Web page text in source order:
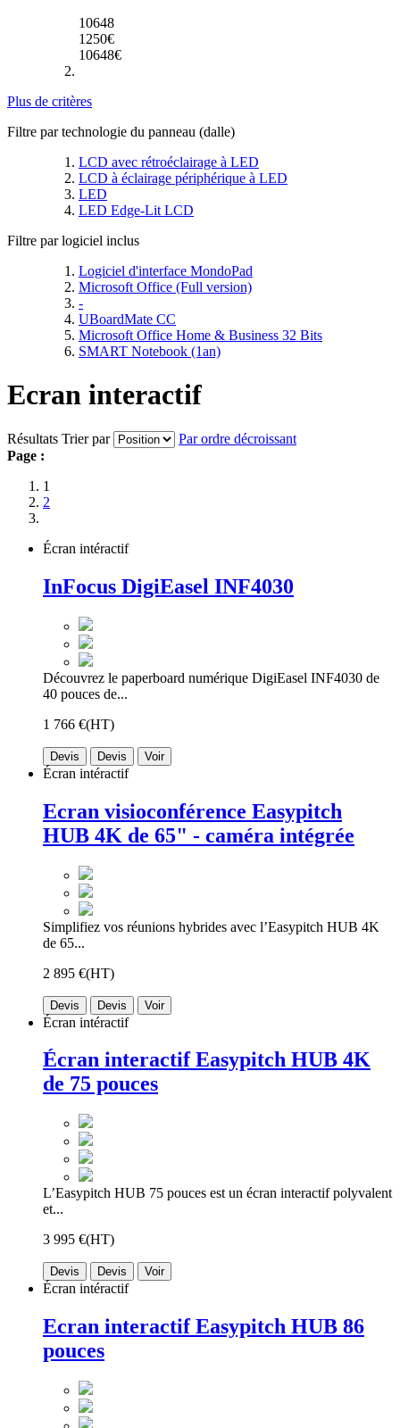
10648
1250€
10648€
Plus de critères
Filtre par technologie du panneau (dalle)
LCD avec rétroéclairage à LED
LCD à éclairage périphérique à LED
LED
LED Edge-Lit LCD
Filtre par logiciel inclus
Logiciel d'interface MondoPad
Microsoft Office (Full version)
-
UBoardMate CC
Microsoft Office Home & Business 32 Bits
SMART Notebook (1an)
Ecran interactif
Résultats Trier par
Par ordre décroissant
Page :
1
2
Écran intéractif
InFocus DigiEasel INF4030
Découvrez le paperboard numérique DigiEasel INF4030 de
40 pouces de...
1 766 €(HT)
Devis Devis Voir
Écran intéractif
Ecran visioconférence Easypitch
HUB 4K de 65" - caméra intégrée
Simplifiez vos réunions hybrides avec l’Easypitch HUB 4K
de 65...
2 895 €(HT)
Devis Devis Voir
Écran intéractif
Écran interactif Easypitch HUB 4K
de 75 pouces
L’Easypitch HUB 75 pouces est un écran interactif polyvalent
et...
3 995 €(HT)
Devis Devis Voir
Écran intéractif
Ecran interactif Easypitch HUB 86
pouces